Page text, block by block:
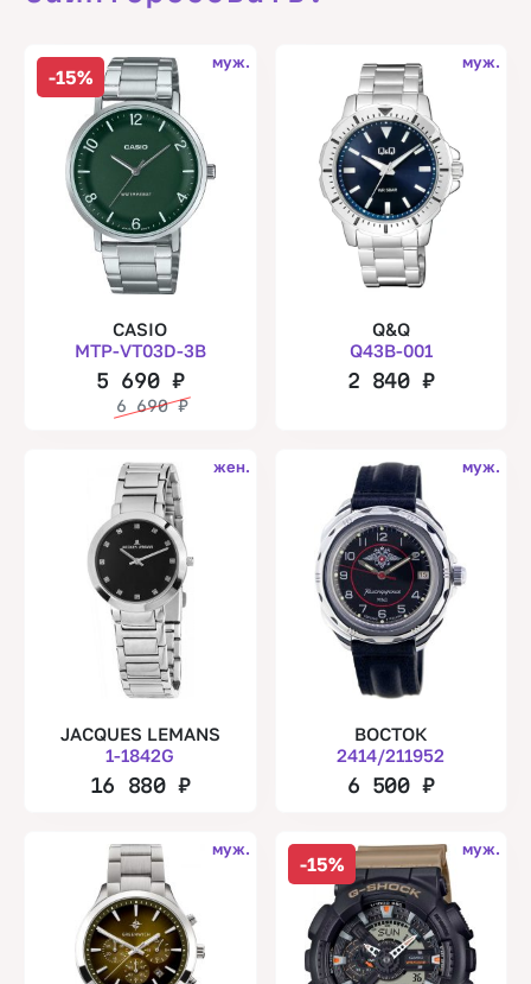
-15%
муж.
CASIO
MTP-VT03D-3B
5 690 ₽
6 690₽
муж.
Q&Q
Q43B-001
2 840₽
жен.
JACQUES LEMANS
1-1842G
16 880₽
муж.
ВОСТОК
2414/211952
6 500₽
муж.
-15%
муж.